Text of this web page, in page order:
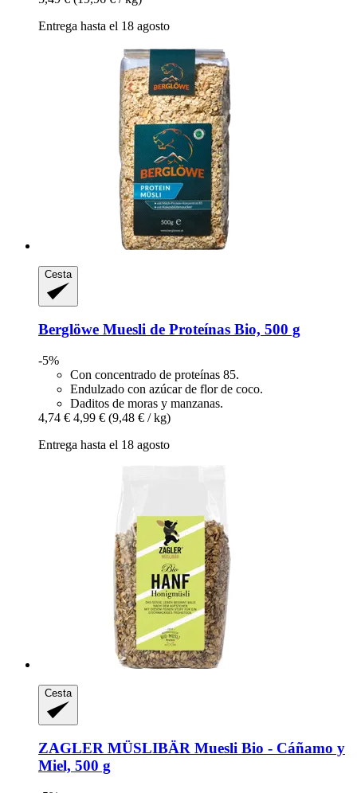
Entrega hasta el 18 agosto
Cesta
Berglöwe Muesli de Proteínas Bio, 500 g
-5%
Con concentrado de proteínas 85.
Endulzado con azúcar de flor de coco.
Daditos de moras y manzanas.
4,74 € 4,99 € (9,48 € / kg)
Entrega hasta el 18 agosto
Cesta
ZAGLER MÜSLIBÄR Muesli Bio -​ Cáñamo y
Miel, 500 g